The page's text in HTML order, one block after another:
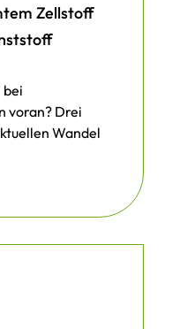
Zellstoff
bei
voran? Drei
Wandel